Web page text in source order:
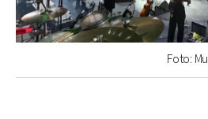
Foto: